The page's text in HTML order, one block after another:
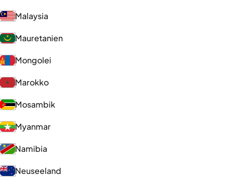
Malaysia
Mauretanien
Mongolei
Marokko
Mosambik
Myanmar
Namibia
Neuseeland